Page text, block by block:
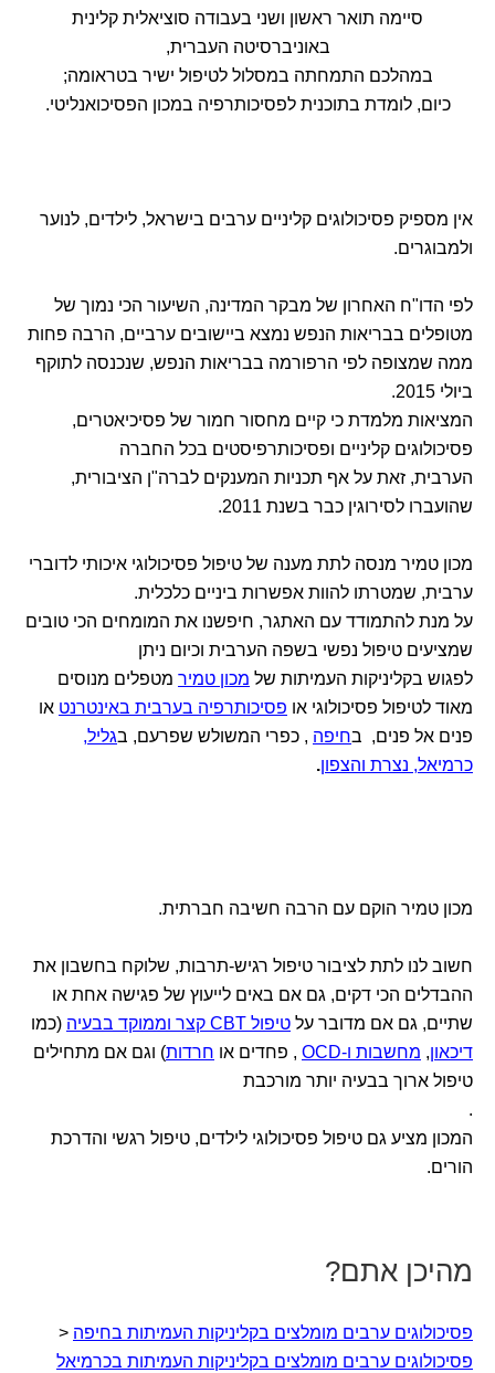
סיימה תואר ראשון ושני בעבודה סוציאלית קלינית
באוניברסיטה העברית,
במהלכם התמחתה במסלול לטיפול ישיר בטראומה;
כיום, לומדת בתוכנית לפסיכותרפיה במכון הפסיכואנליטי.
אין מספיק פסיכולוגים קליניים ערבים בישראל, לילדים, לנוער
ולמבוגרים.
לפי הדו"ח האחרון של מבקר המדינה, השיעור הכי נמוך של
מטופלים בבריאות הנפש נמצא ביישובים ערביים, הרבה פחות
ממה שמצופה לפי הרפורמה בבריאות הנפש, שנכנסה לתוקף
ביולי 2015.
המציאות מלמדת כי קיים מחסור חמור של פסיכיאטרים,
פסיכולוגים קליניים ופסיכותרפיסטים בכל החברה
הערבית, זאת על אף תכניות המענקים לברה"ן הציבורית,
שהועברו לסירוגין כבר בשנת 2011.
מכון טמיר מנסה לתת מענה של טיפול פסיכולוגי איכותי לדוברי
ערבית, שמטרתו להוות אפשרות ביניים כלכלית.
על מנת להתמודד עם האתגר, חיפשנו את המומחים הכי טובים
שמציעים טיפול נפשי בשפה הערבית וכיום ניתן
לפגוש בקליניקות העמיתות של מכון טמיר מטפלים מנוסים
מאוד לטיפול פסיכולוגי או פסיכותרפיה בערבית באינטרנט או
פנים אל פנים, בחיפה , כפרי המשולש שפרעם, בגליל,
כרמיאל, נצרת והצפון.
מכון טמיר הוקם עם הרבה חשיבה חברתית.
חשוב לנו לתת לציבור טיפול רגיש-תרבות, שלוקח בחשבון את
ההבדלים הכי דקים, גם אם באים לייעוץ של פגישה אחת או
שתיים, גם אם מדובר על טיפול CBT קצר וממוקד בבעיה
(כמו
דיכאון, מחשבות ו-OCD , פחדים או חרדות) וגם אם מתחילים
טיפול ארוך בבעיה יותר מורכבת
.
המכון מציע גם טיפול פסיכולוגי לילדים, טיפול רגשי והדרכת
הורים.
מהיכן אתם?
פסיכולוגים ערבים מומלצים בקליניקות העמיתות בחיפה <
פסיכולוגים ערבים מומלצים בקליניקות העמיתות בכרמיאל